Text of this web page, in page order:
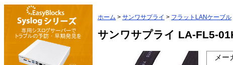
ホーム > サンワサプライ > フラットLANケーブル
サンワサプライ LA-FL5-
メー